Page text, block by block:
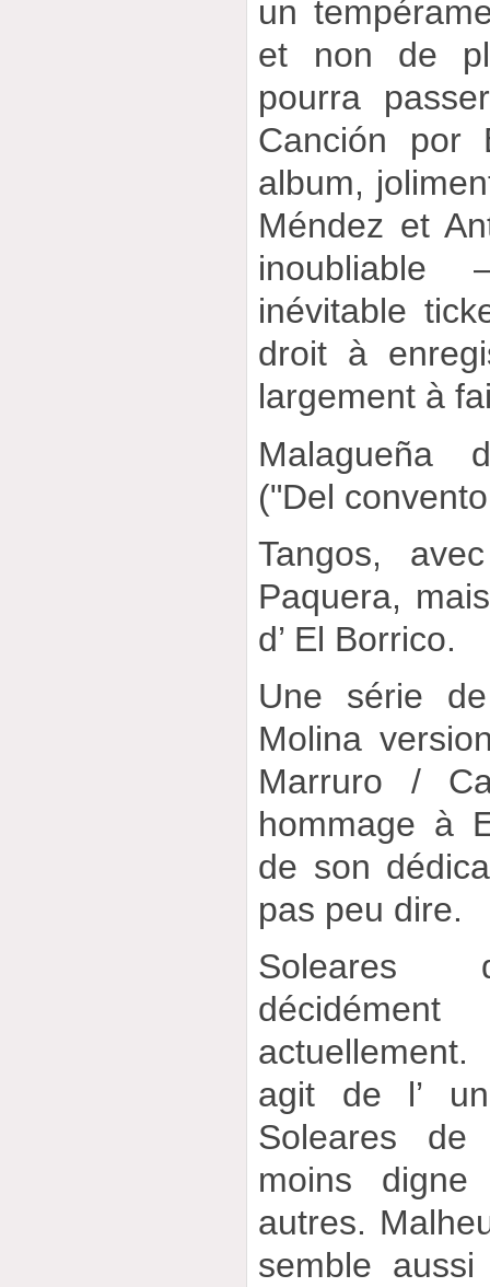
un
et non de
pourra
Canción por
album,
Méndez et
inévitable
droit à
largement à
Malagueña
("Del
Tangos,
Paquera,
d’ El Borrico.
Une série
Molina
Marruro /
hommage à
de son
pas peu dire.
Soleares
agit de l’
Soleares
moins
autres.
semble